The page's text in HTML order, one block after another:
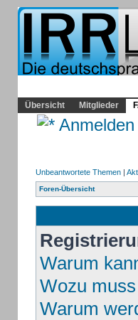
Übersicht
Mitglieder
Anmelden
Unbeantwortete Themen|
Foren-Übersicht
Warum
Wozu
Warum